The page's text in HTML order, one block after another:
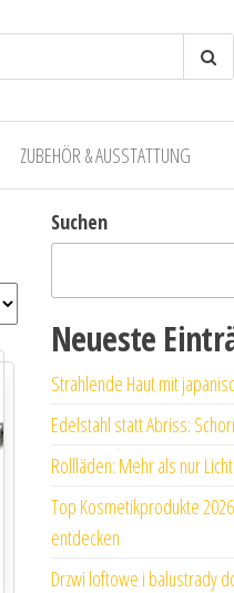
ZUBEHÖR & AUSSTATTUNG
Suchen
Neueste
Strahlende Haut mit
Edelstahl statt Abriss:
Rollläden: Mehr als nur
Top Kosmetikprodukte
entdecken
Drzwi loftowe i balustrady